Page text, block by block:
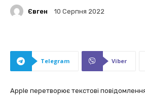
Євген 10 Серпня 2022
Telegram Viber
Apple перетворює текстові